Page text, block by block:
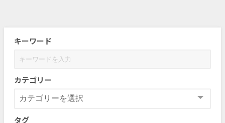
キーワード
カテゴリー
タグ